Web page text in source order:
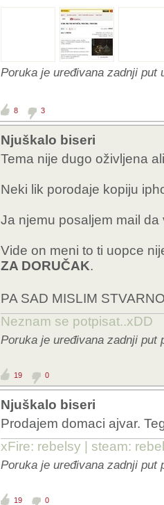
Poruka je uređivana zadnji put
8 3
Njuškalo biseri
Tema nije dugo oživljena
Neki lik porodaje kopiju
Ja njemu posaljem mail da
Vide on meni to ti uopce
ZA DORUČAK.
PA SAD MISLIM
Neznam se potpisat..xDD
Poruka je uređivana zadnji put
19 0
Njuškalo biseri
Prodajem domaci ajvar.
xFire: rebelsy | steam:
Poruka je uređivana zadnji put
19 0